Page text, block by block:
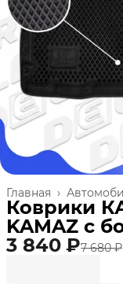
Главная ›
Коврики
KAMAZ с
3 840 ₽7 680 ₽